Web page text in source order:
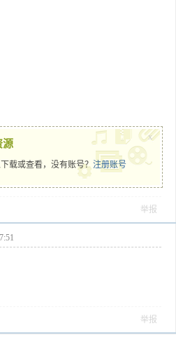
源
载或查看，没有账号？ 注册账号
x
举报
举报